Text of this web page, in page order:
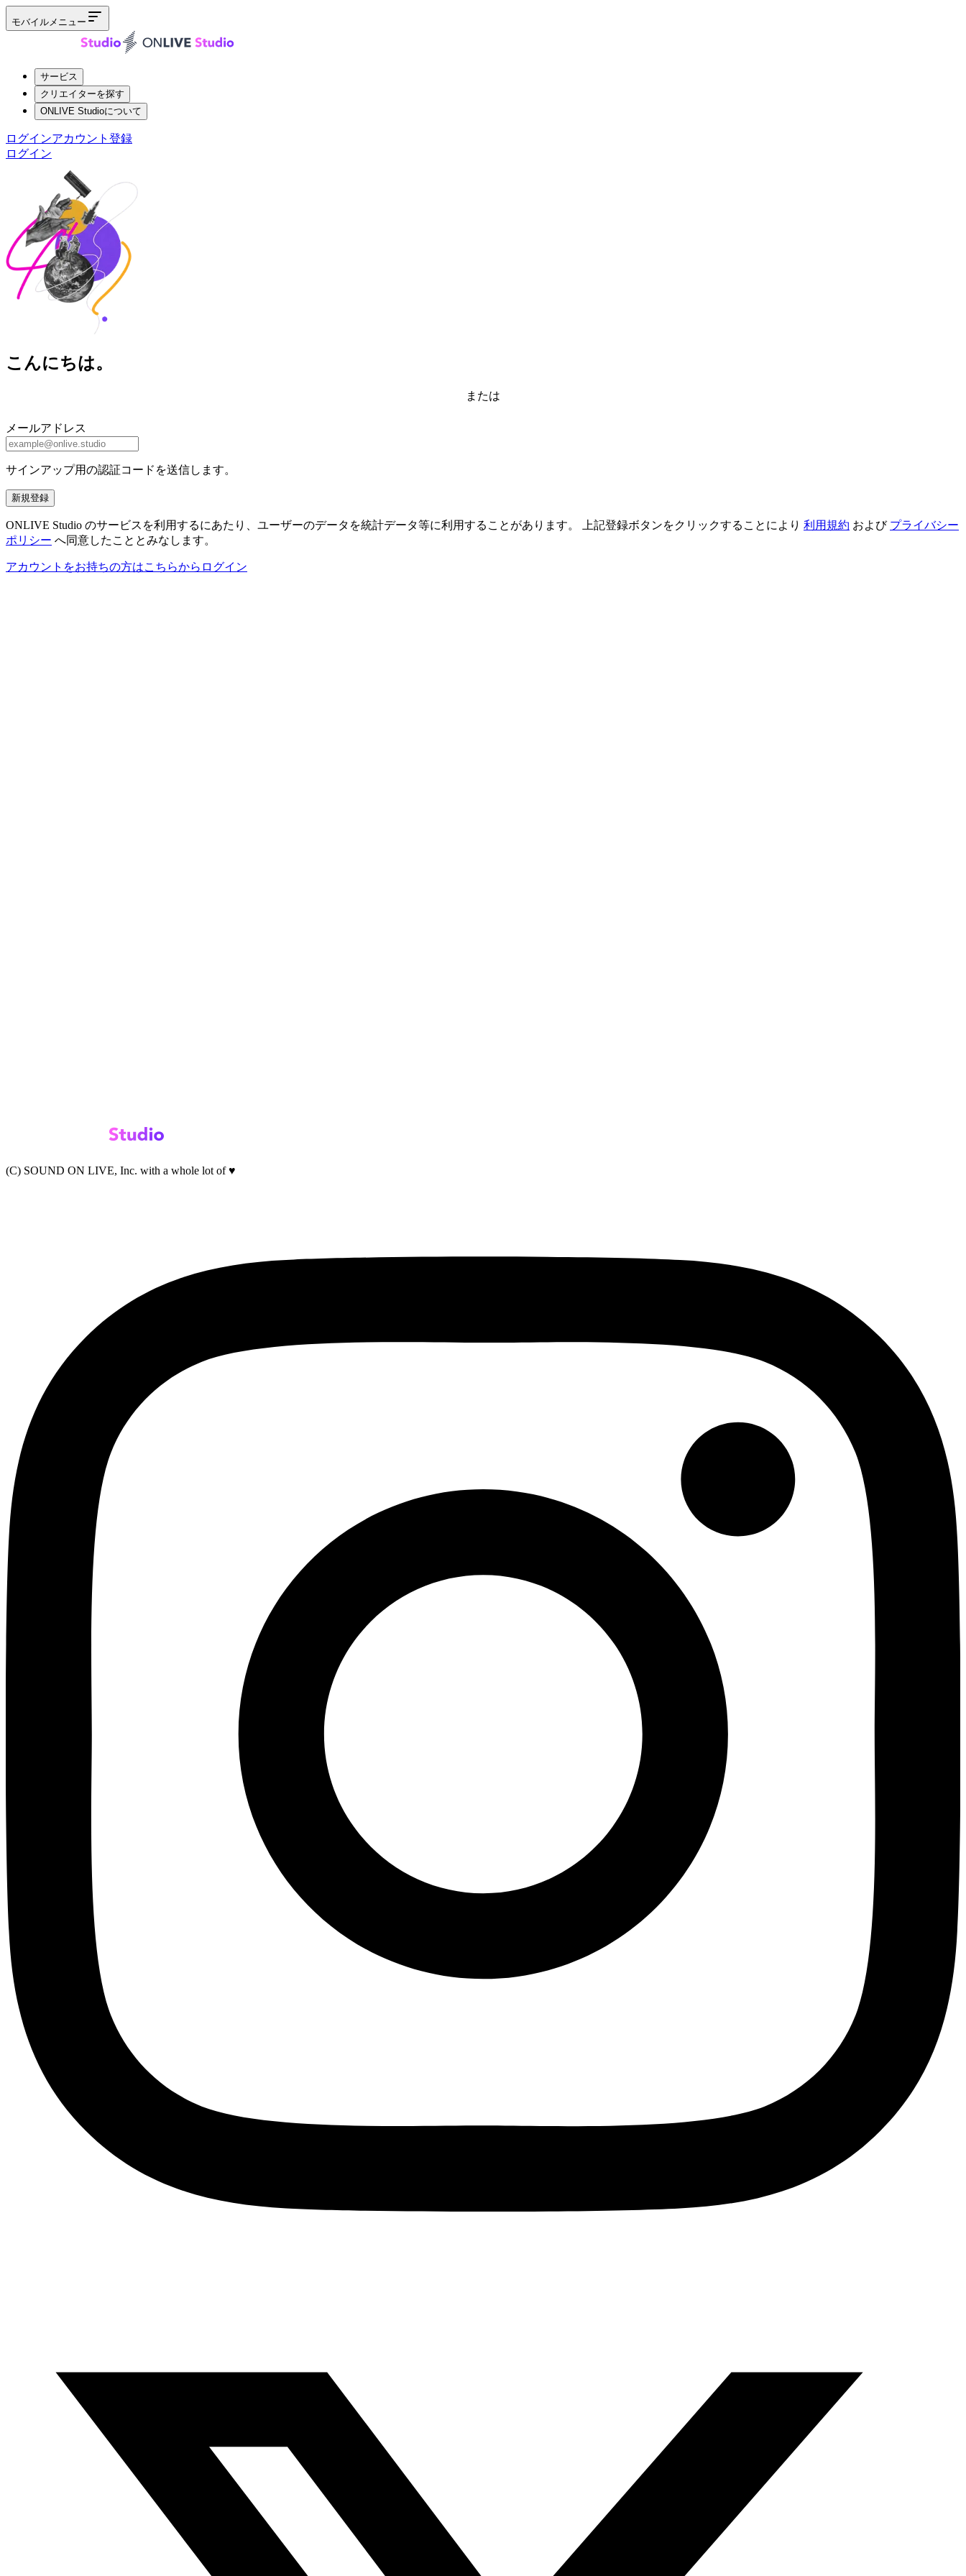
モバイルメニュー
サービス
クリエイターを探す
ONLIVE Studioについて
ログインアカウント登録
ログイン
こんにちは。
または
メールアドレス
サインアップ用の認証コードを送信します。
新規登録
ONLIVE Studio のサービスを利用するにあたり、ユーザーのデータを統計データ等に利用することがあります。 上記登録ボタンをクリックすることにより 利用規約 および プライバシー
ポリシー へ同意したこととみなします。
アカウントをお持ちの方はこちらからログイン
(C) SOUND ON LIVE, Inc. with a whole lot of ♥